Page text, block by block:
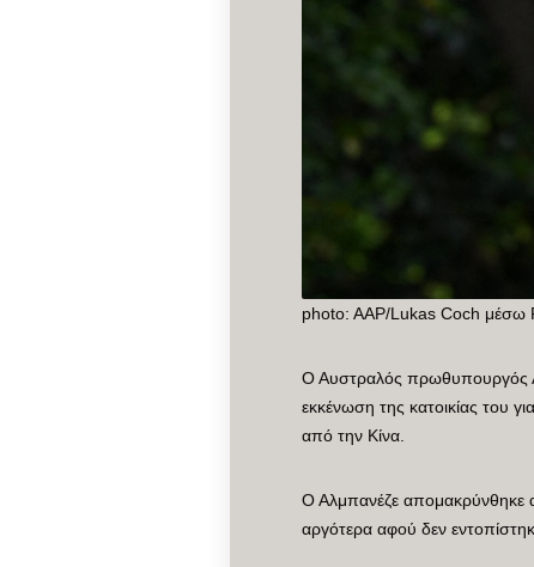
photo: AAP/Lukas Coch μέσω
Ο Αυστραλός πρωθυπουργός
εκκένωση της κατοικίας του
από την Κίνα.
Ο Αλμπανέζε απομακρύνθηκε
αργότερα αφού δεν